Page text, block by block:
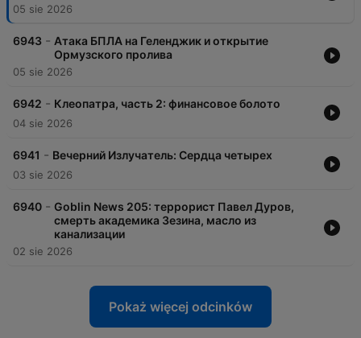
05 sie 2026
6943 - Атака БПЛА на Геленджик и открытие
Ормузского пролива
05 sie 2026
6942 - Клеопатра, часть 2: финансовое болото
04 sie 2026
6941 - Вечерний Излучатель: Сердца четырех
03 sie 2026
6940 - Goblin News 205: террорист Павел Дуров,
смерть академика Зезина, масло из
канализации
02 sie 2026
Pokaż więcej odcinków